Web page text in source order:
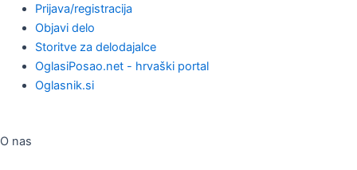
Prijava/registracija
Objavi delo
Storitve za delodajalce
OglasiPosao.net - hrvaški portal
Oglasnik.si
O nas